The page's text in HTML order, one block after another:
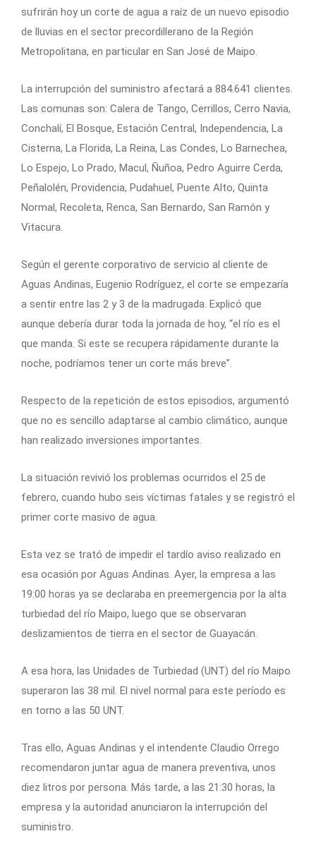
sufrirán hoy un corte de agua a raíz de un nuevo episodio
de lluvias en el sector precordillerano de la Región
Metropolitana, en particular en San José de Maipo.
La interrupción del suministro afectará a 884.641 clientes.
Las comunas son: Calera de Tango, Cerrillos, Cerro Navia,
Conchalí, El Bosque, Estación Central, Independencia, La
Cisterna, La Florida, La Reina, Las Condes, Lo Barnechea,
Lo Espejo, Lo Prado, Macul, Ñuñoa, Pedro Aguirre Cerda,
Peñalolén, Providencia, Pudahuel, Puente Alto, Quinta
Normal, Recoleta, Renca, San Bernardo, San Ramón y
Vitacura.
Según el gerente corporativo de servicio al cliente de
Aguas Andinas, Eugenio Rodríguez, el corte se empezaría
a sentir entre las 2 y 3 de la madrugada. Explicó que
aunque debería durar toda la jornada de hoy, “el río es el
que manda. Si este se recupera rápidamente durante la
noche, podríamos tener un corte más breve”.
Respecto de la repetición de estos episodios, argumentó
que no es sencillo adaptarse al cambio climático, aunque
han realizado inversiones importantes.
La situación revivió los problemas ocurridos el 25 de
febrero, cuando hubo seis víctimas fatales y se registró el
primer corte masivo de agua.
Esta vez se trató de impedir el tardío aviso realizado en
esa ocasión por Aguas Andinas. Ayer, la empresa a las
19:00 horas ya se declaraba en preemergencia por la alta
turbiedad del río Maipo, luego que se observaran
deslizamientos de tierra en el sector de Guayacán.
A esa hora, las Unidades de Turbiedad (UNT) del río Maipo
superaron las 38 mil. El nivel normal para este período es
en torno a las 50 UNT.
Tras ello, Aguas Andinas y el intendente Claudio Orrego
recomendaron juntar agua de manera preventiva, unos
diez litros por persona. Más tarde, a las 21:30 horas, la
empresa y la autoridad anunciaron la interrupción del
suministro.